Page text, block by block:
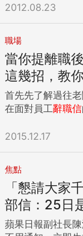
還是可以正常維繫，無論
處理最大量的通
外關係被告知以
事過去的豐功偉業。 我常鼓勵職場工作者，千萬不要讓
得這位置只有你
色才能做好這位
來說才對。 還有，內外部的通知信要分開來寫，不要是同一版
本，至於要寫什
格，但簡單扼要
我認為一定要帶到的。 最後，發離職信的最大好
被通知方保留您
線。 四、被轉告通知 不是上面三個層次，那就一切隨緣了，
但離職通知就像
電話告知，最後
以啦，離職通知也考驗你
習到：「上崗靠
會延續你的職涯生命
2012.08.23
職場
當你提離職
這幾招，教
首先先了解過往
在面對員工辭職信
2015.12.17
焦點
「懇請大家
部信：25日
蘋果日報副社長